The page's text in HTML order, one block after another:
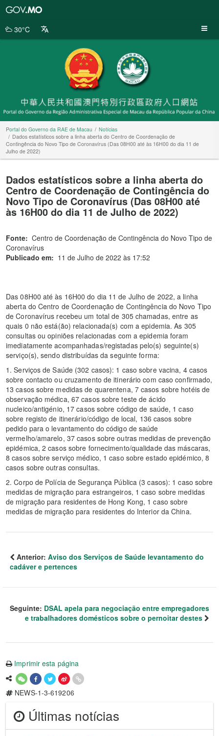
da
30°C
Portal do Governo da RAE de Macau
Notícias
Dados estatísticos sobre a linha aberta do Centro de Coordenação de
Contingência do Novo Tipo de Coronavírus (Das 08H00 até às 16H00 do dia 11 de
Julho de 2022)
Dados estatísticos sobre a linha aberta do
Centro de Coordenação de Contingência do
Novo Tipo de Coronavírus (Das 08H00 até
às 16H00 do dia 11 de Julho de 2022)
Fonte: Centro de Coordenação de Contingência do Novo Tipo de
Coronavírus
Publicado em: 11 de Julho de 2022 às 17:52
Das 08H00 até às 16H00 do dia 11 de Julho de 2022, a linha
aberta do Centro de Coordenação de Contingência do Novo Tipo
de Coronavírus recebeu um total de 305 chamadas, entre as
quais 0 não está(ão) relacionada(s) com a epidemia. As 305
consultas ou opiniões relacionadas com a epidemia foram
imediatamente acompanhadas/registadas pelo(s) seguinte(s)
serviço(s), sendo distribuídas da seguinte forma:
1. Serviços de Saúde (302 casos): 1 caso sobre vacina, 4 casos
sobre contacto ou cruzamento de itinerário com caso confirmado,
13 casos sobre medidas de quarentena, 7 casos sobre hotéis de
observação médica, 67 casos sobre teste de ácido
nucleico/antigénio, 17 casos sobre código de saúde, 1 caso
sobre registo de itinerário/código de local, 136 casos sobre
pedido para o levantamento do código de saúde
vermelho/amarelo, 37 casos sobre outras medidas de prevenção
epidémica, 2 casos sobre fornecimento/qualidade das máscaras,
8 casos sobre serviço médico, 1 caso sobre estado epidémico, 8
casos sobre outras consultas.
2. Corpo de Polícia de Segurança Pública (3 casos): 1 caso sobre
medidas de migração para estrangeiros, 1 caso sobre medidas
de migração para residentes de Hong Kong, 1 caso sobre
medidas de migração para residentes do Interior da China.
Anterior: Aviso dos Serviços de Saúde levantamento do
cadáver e pertences
Seguinte: DSAL apela para negociação entre empregadores
e trabalhadores domésticos sobre o pernoitar destes
Imprimir esta página
NEWS-1-3-619206
Últimas notícias